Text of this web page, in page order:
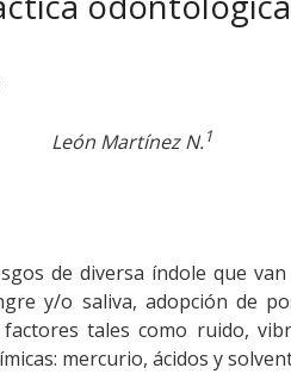
León Martínez N.1
de diversa índole que
y/o saliva, adopción de
tales como ruido,
mercurio, ácidos y